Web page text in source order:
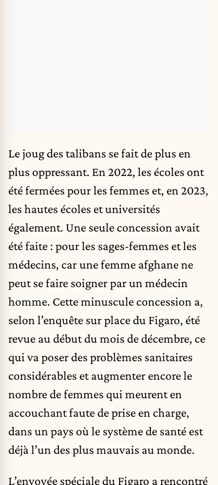
Le joug des talibans se fait de plus en
plus oppressant. En 2022, les écoles ont
été fermées pour les femmes et, en 2023,
les hautes écoles et universités
également. Une seule concession avait
été faite : pour les sages-femmes et les
médecins, car une femme afghane ne
peut se faire soigner par un médecin
homme. Cette minuscule concession a,
selon l’enquête sur place du Figaro, été
revue au début du mois de décembre, ce
qui va poser des problèmes sanitaires
considérables et augmenter encore le
nombre de femmes qui meurent en
accouchant faute de prise en charge,
dans un pays où le système de santé est
déjà l’un des plus mauvais au monde.
L’envoyée spéciale du Figaro a rencontré